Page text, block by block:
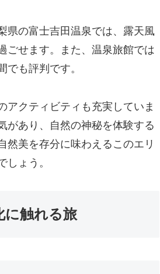
県の富士吉田温泉では、露天風
ごせます。また、温泉旅館では
も評判です。
アクティビティも充実していま
があり、自然の神秘を体験する
然美を存分に味わえるこのエリ
ょう。
に触れる旅